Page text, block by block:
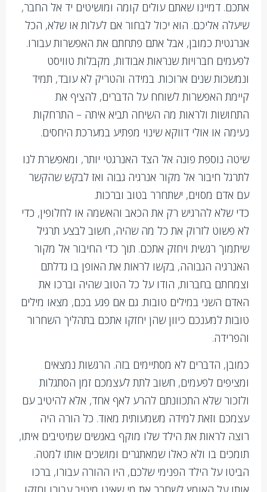
אתכם. דמיינו שאתם עולים קומה ומושיטים יד אל החבר,
שיעלה אליכם. הוא יכול לבחור אם לעלות או שלא, הכל
אנרגטית כמובן, אבל אתם פתחתם את האפשרות עבורו.
לפעמים חברויות שנראות אבודות, מקבלות טוויסט
ונמשכות שנים ארוכות. במידה והטריק לא עובד, תמיד
קיימת האפשרות לשוחח על הדברים, להציף את
התחושות ולראות מה השיחה תביא איתה – התרחקות
נעימה או אולי דווקא שינוי מפתיע במערכת היחסים.
שיטה נוספת פונה אל הצד האנרגטי יותר, ומאפשרת לנו
לתרגל חיבור אל מקור אנרגיה גבוה ואז לבקש שהקשר
עם אדם מסוים, ישתחרר בטוב וברכות.
כדי שלא להרגיש רק את הכאב והאשמה או לחלופין, כדי
לא פשוט לזרוק את כל מה שהיה, חשוב לבצע תרגיל
שיתמוך רגשית ויחזק אתכם. תוך כדי החיבור אל מקור
האנרגיה הגבוהה, בקשו לראות את האופן בו גדלתם
וצמחתם בחברות, הודו על כל הטוב שהיה וברכו את
האדם השני במילים טובות. גם אם פגע בכם, מצאו מילים
טובות למענכם כיוון שהן יחזקו אתכם בתהליך השחרור
והפרידה.
כמובן, הדברים לא מסתיימים בזה. הרגשות נמצאים
ומציפים לפעמים, חשוב לתת לעצמכם זמן הסתגלות
ולזכור שלא התכוונתם להרע לאף אחד, אלא להיטיב עם
עצמכם וזאת למידה משמעותית מאוד. כל הורה היה
רוצה לראות את הילד שלו מוקף באנשים שמיטיבים איתו,
תומכים בו ולא כאלו שמאתגרים ומושכים אותו למטה.
הביטו על הילד הפנימי שלכם, היו ההורה עבורו, ברכו